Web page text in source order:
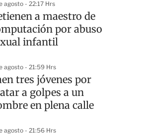
agosto - 22:17 Hrs
a maestro de
por abuso
infantil
agosto - 21:59 Hrs
tres jóvenes por
a golpes a un
en plena calle
agosto - 21:56 Hrs